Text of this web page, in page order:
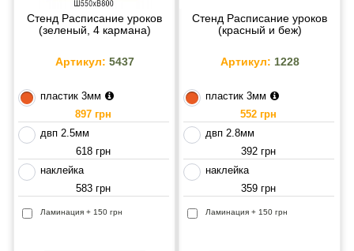
Стенд Расписание уроков
(зеленый, 4 кармана)
Артикул: 5437
пластик 3мм
897 грн
двп 2.5мм
618 грн
наклейка
583 грн
Ламинация + 150 грн
Стенд Расписание уроков
(красный и беж)
Артикул: 1228
пластик 3мм
552 грн
двп 2.8мм
392 грн
наклейка
359 грн
Ламинация + 150 грн